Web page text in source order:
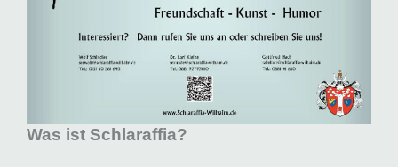
Was ist Schlaraffia?